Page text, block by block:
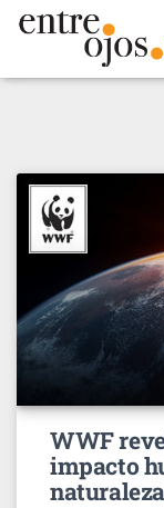
WWF
impacto
naturaleza